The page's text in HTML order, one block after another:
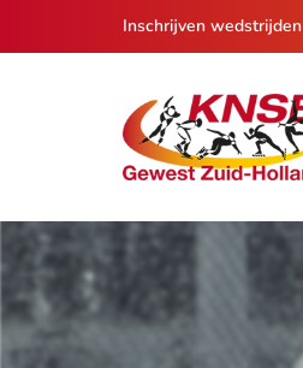
Inschrijven wedstrijden